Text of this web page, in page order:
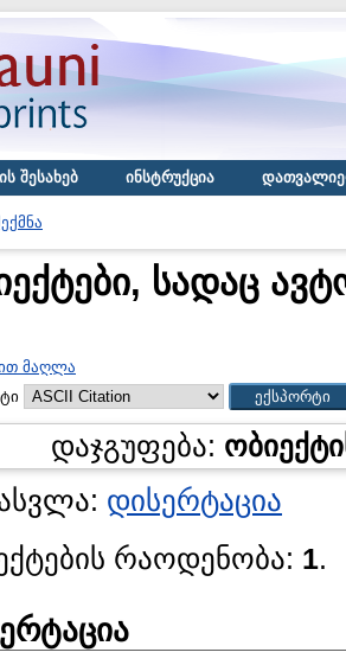
შესახებ ინსტრუქცია
სადაც
მაღლა
დაჯგუფება:
დისერტაცია
რაოდენობა: 1.